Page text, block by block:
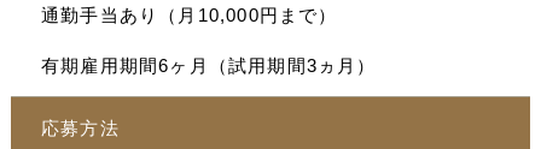
通勤手当あり（月10,000円まで）
有期雇用期間6ヶ月（試用期間3ヵ月）
応募方法